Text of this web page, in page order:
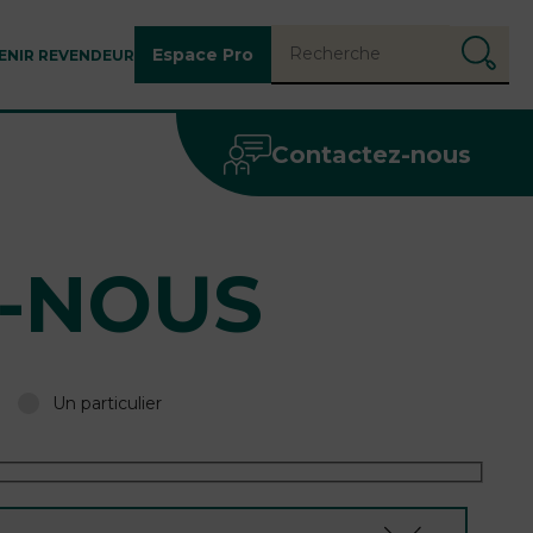
REVENDEUR Espace Pro
Contactez-nous
NOUS
Un particulier